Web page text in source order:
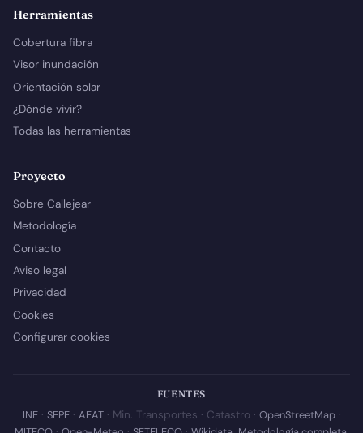
Herramientas
Cobertura fibra
Visor inundación
Orientación solar
¿Dónde vivir?
Todas las herramientas
Proyecto
Sobre Callejear
Metodología
Contacto
Aviso legal
Privacidad
Cookies
Configurar cookies
FUENTES
INE· SEPE· AEAT· Min. Transportes · Catastro · OpenStreetMap·